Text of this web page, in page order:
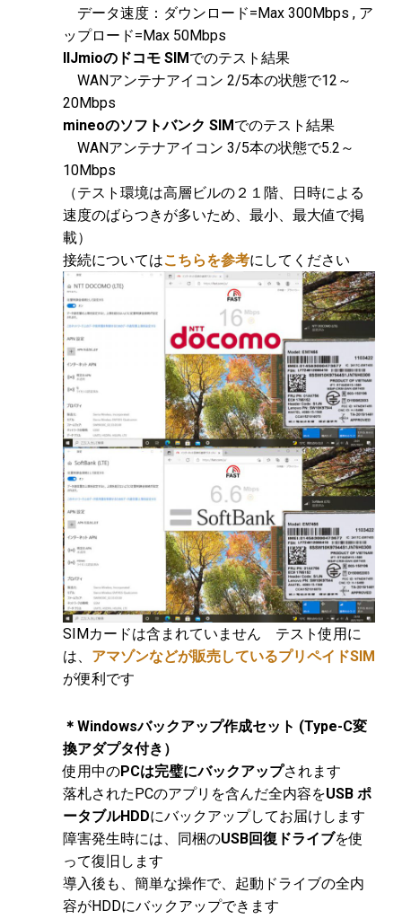
データ速度：ダウンロード=Max 300Mbps , ア
ップロード=Max 50Mbps
IIJmioのドコモ SIMでのテスト結果
WANアンテナアイコン 2/5本の状態で12～
20Mbps
mineoのソフトバンク SIMでのテスト結果
WANアンテナアイコン 3/5本の状態で5.2～
10Mbps
（テスト環境は高層ビルの２１階、日時による
速度のばらつきが多いため、最小、最大値で掲
載）
接続についてはこちらを参考にしてください
SIMカードは含まれていません テスト使用に
は、 アマゾンなどが販売しているプリペイドSIM
が便利です
＊Windowsバックアップ作成セット (Type-C変
換アダプタ付き）
使用中のPCは完璧にバックアップされます
落札されたPCのアプリを含んだ全内容をUSB ポ
ータブルHDDにバックアップしてお届けします
障害発生時には、同梱のUSB回復ドライブを使
って復旧します
導入後も、簡単な操作で、起動ドライブの全内
容がHDDにバックアップできます